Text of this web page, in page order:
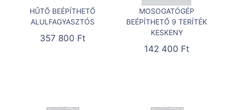
HŰTŐ BEÉPÍTHETŐ
ALULFAGYASZTÓS
357 800 Ft
MOSOGATÓGÉP
BEÉPÍTHETŐ 9 TERÍTÉK
KESKENY
142 400 Ft